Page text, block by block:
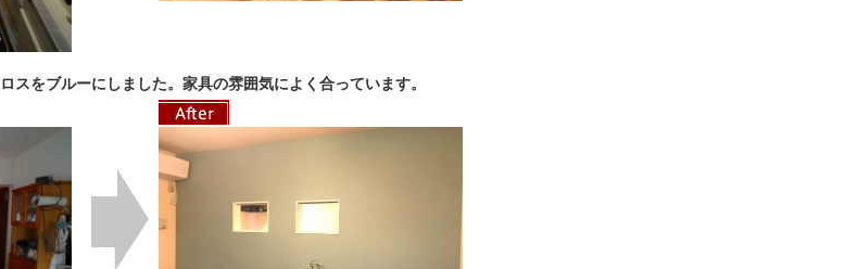
スをブルーにしました。家具の雰囲気によく合っています。